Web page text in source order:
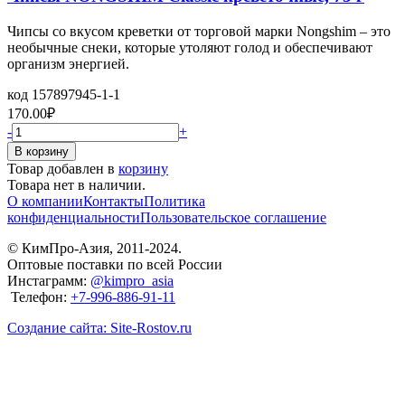
Чипсы со вкусом креветки от торговой марки Nongshim – это
необычные снеки, которые утоляют голод и обеспечивают
организм энергией.
код 157897945-1-1
170.00₽
-
+
Товар добавлен в корзину
Товара нет в наличии.
О компанииКонтактыПолитика
конфиденциальностиПользовательское соглашение
© КимПро-Азия, 2011-2024.
Оптовые поставки по всей России
Инстаграмм: @kimpro_asia
Телефон: +7-996-886-91-11
Создание сайта: Site-Rostov.ru